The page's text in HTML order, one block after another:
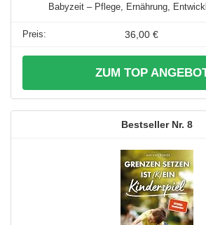
Babyzeit – Pflege, Ernährung,
36,00 €
ZUM TOP
8